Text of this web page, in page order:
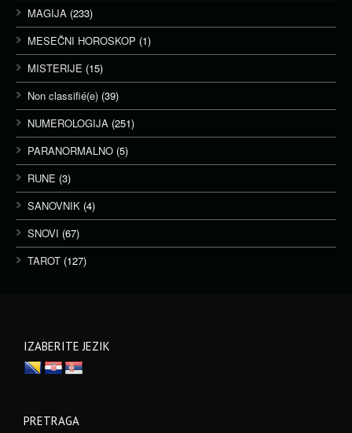
MAGIJA (233)
MESEČNI HOROSKOP (1)
MISTERIJE (15)
Non classifié(e) (39)
NUMEROLOGIJA (251)
PARANORMALNO (5)
RUNE (3)
SANOVNIK (4)
SNOVI (67)
TAROT (127)
IZABERITE JEZIK
PRETRAGA